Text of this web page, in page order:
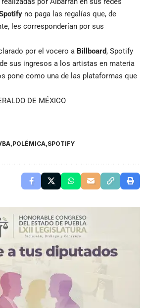
no paga las regalías que, de
les corresponderían por sus
por el vocero a Billboard, Spotify
sus ingresos a los artistas en materia
pone como una de las plataformas que
DE MÉXICO
POLÉMICA SPOTIFY